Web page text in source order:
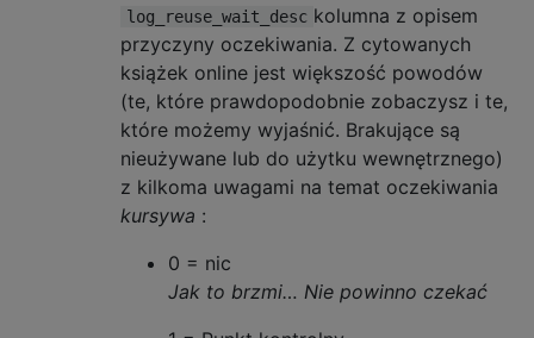
log_reuse_wait_desc kolumna z opisem
przyczyny oczekiwania. Z cytowanych
książek online jest większość powodów
(te, które prawdopodobnie zobaczysz i te,
które możemy wyjaśnić. Brakujące są
nieużywane lub do użytku wewnętrznego)
z kilkoma uwagami na temat oczekiwania
kursywa :
0 = nic
Jak to brzmi… Nie powinno czekać